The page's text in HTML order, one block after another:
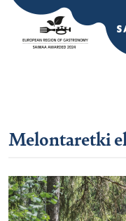
Melontaretki